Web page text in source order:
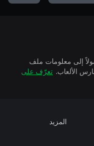
إلى معلومات ملف
تعرّف على
المزيد